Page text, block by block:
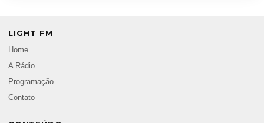
LIGHT FM
Home
A Rádio
Programação
Contato